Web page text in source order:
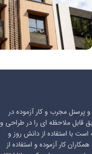
پروژه سرو
مجرب و کار آزموده در
قابل ملاحظه ای را در طراحی و
با استفاده از دانش روز و
کار آزموده و استفاده از